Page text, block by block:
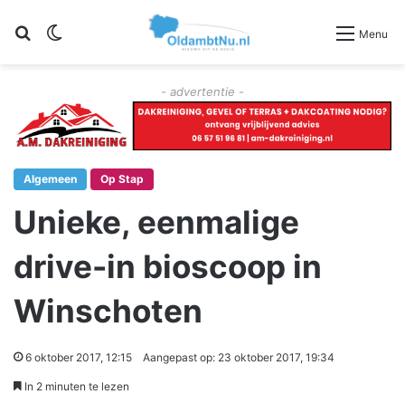
Zoeken Menu
- advertentie -
Algemeen Op Stap
Unieke, eenmalige
drive-in bioscoop in
Winschoten
6 oktober 2017, 12:15 Aangepast op: 23 oktober 2017, 19:34
In 2 minuten te lezen